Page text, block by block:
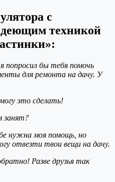
с
техникой
попросил бы тебя помочь
для ремонта на дачу. У
это сделать!
моя помощь, но
отвезти твои вещи на дачу.
Разве друзья так